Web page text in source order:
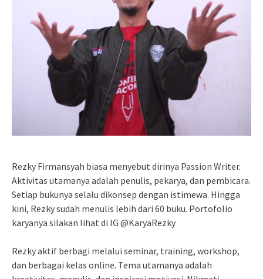
Rezky Firmansyah biasa menyebut dirinya Passion Writer.
Aktivitas utamanya adalah penulis, pekarya, dan pembicara.
Setiap bukunya selalu dikonsep dengan istimewa. Hingga
kini, Rezky sudah menulis lebih dari 60 buku. Portofolio
karyanya silakan lihat di IG @KaryaRezky
Rezky aktif berbagi melalui seminar, training, workshop,
dan berbagai kelas online. Tema utamanya adalah